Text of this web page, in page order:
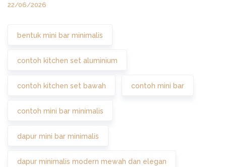
22/06/2026
bentuk mini bar minimalis
contoh kitchen set aluminium
contoh kitchen set bawah contoh mini bar
contoh mini bar minimalis
dapur mini bar minimalis
dapur minimalis modern mewah dan elegan